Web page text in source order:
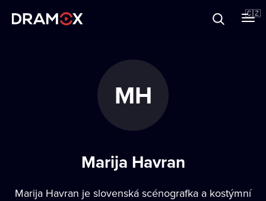
🇨🇿
MH
Marija Havran
Marija Havran je slovenská scénografka a kostýmní